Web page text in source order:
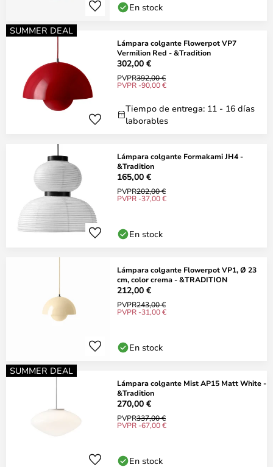
En stock
SUMMER DEAL
Lámpara colgante Flowerpot VP7
Vermilion Red - &Tradition
302,00 €
PVPR392,00 €
PVPR -90,00 €
Tiempo de entrega: 11 - 16 días
laborables
Lámpara colgante Formakami JH4 -
&Tradition
165,00 €
PVPR202,00 €
PVPR -37,00 €
En stock
Lámpara colgante Flowerpot VP1, Ø 23
cm, color crema - &TRADITION
212,00 €
PVPR243,00 €
PVPR -31,00 €
En stock
SUMMER DEAL
Lámpara colgante Mist AP15 Matt White -
&Tradition
270,00 €
PVPR337,00 €
PVPR -67,00 €
En stock